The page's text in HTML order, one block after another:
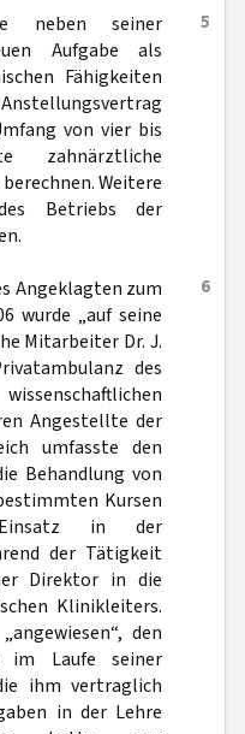
5
neben seiner
Aufgabe als
Fähigkeiten
von vier bis
zahnärztliche
Weitere
Betriebs der
6
Angeklagten zum
wurde „auf seine
Mitarbeiter Dr. J.
des
Angestellte der
umfasste den
Behandlung von
Kursen
in der
der Tätigkeit
Direktor in die
Klinikleiters.
den
Laufe seiner
ihm vertraglich
in der Lehre